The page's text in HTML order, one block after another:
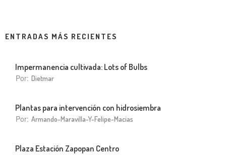
ENTRADAS MÁS RECIENTES
Impermanencia cultivada: Lots of Bulbs
Por: Dietmar
Plantas para intervención con hidrosiembra
Por: Armando-Maravilla-Y-Felipe-Macias
Plaza Estación Zapopan Centro